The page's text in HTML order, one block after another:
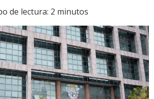
de lectura: 2 minutos